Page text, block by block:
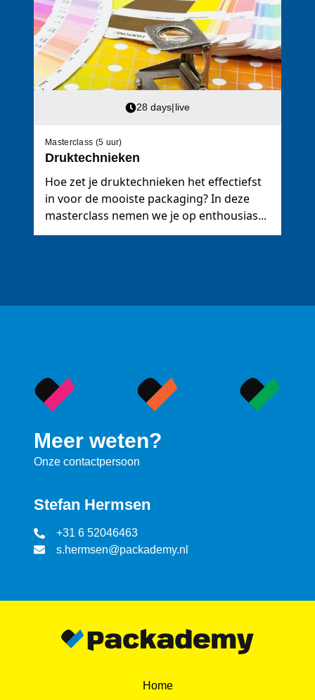
28 days|live
Masterclass (5 uur)
Druktechnieken
Hoe zet je druktechnieken het effectiefst
in voor de mooiste packaging? In deze
masterclass nemen we je op enthousias...
Meer weten?
Onze contactpersoon
Stefan Hermsen
+31 6 52046463
s.hermsen@packademy.nl
Home